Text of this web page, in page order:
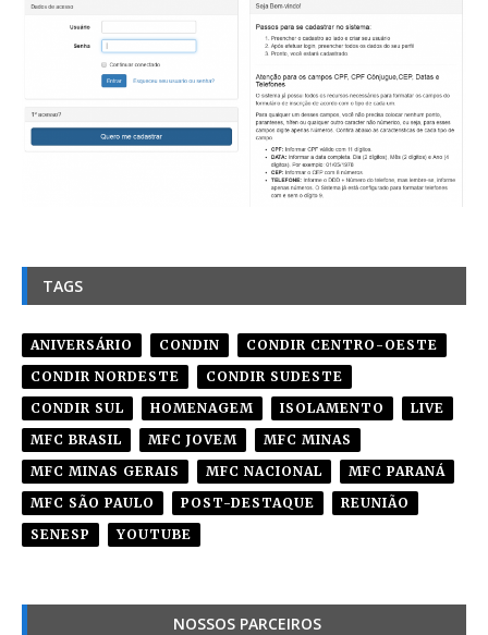
TAGS
ANIVERSÁRIO CONDIN
CONDIR CENTRO-OESTE
CONDIR NORDESTE
CONDIR SUDESTE
CONDIR SUL
HOMENAGEM ISOLAMENTO
LIVE
MFC BRASIL
MFC JOVEM
MFC MINAS
MFC MINAS GERAIS
MFC NACIONAL
MFC PARANÁ
MFC SÃO PAULO
POST-DESTAQUE
REUNIÃO
SENESP
YOUTUBE
NOSSOS PARCEIROS